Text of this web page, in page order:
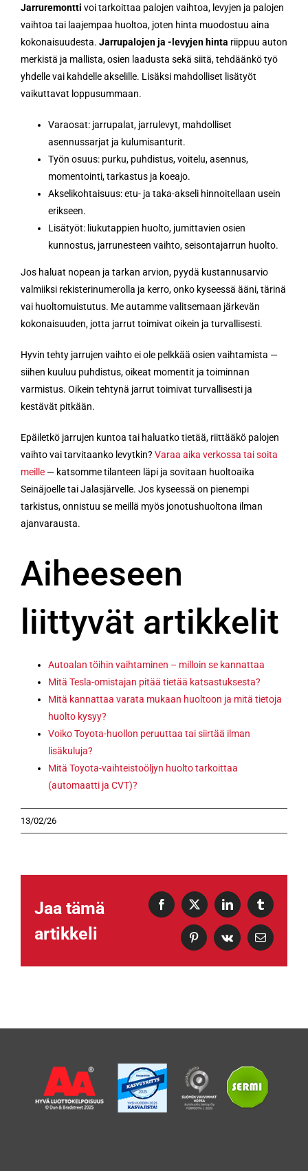
Jarruremontti voi tarkoittaa palojen vaihtoa, levyjen ja palojen
vaihtoa tai laajempaa huoltoa, joten hinta muodostuu aina
kokonaisuudesta. Jarrupalojen ja -levyjen hinta riippuu auton
merkistä ja mallista, osien laadusta sekä siitä, tehdäänkö työ
yhdelle vai kahdelle akselille. Lisäksi mahdolliset lisätyöt
vaikuttavat loppusummaan.
Varaosat: jarrupalat, jarrulevyt, mahdolliset
asennussarjat ja kulumisanturit.
Työn osuus: purku, puhdistus, voitelu, asennus,
momentointi, tarkastus ja koeajo.
Akselikohtaisuus: etu- ja taka-akseli hinnoitellaan usein
erikseen.
Lisätyöt: liukutappien huolto, jumittavien osien
kunnostus, jarrunesteen vaihto, seisontajarrun huolto.
Jos haluat nopean ja tarkan arvion, pyydä kustannusarvio
valmiiksi rekisterinumerolla ja kerro, onko kyseessä ääni, tärinä
vai huoltomuistutus. Me autamme valitsemaan järkevän
kokonaisuuden, jotta jarrut toimivat oikein ja turvallisesti.
Hyvin tehty jarrujen vaihto ei ole pelkkää osien vaihtamista —
siihen kuuluu puhdistus, oikeat momentit ja toiminnan
varmistus. Oikein tehtynä jarrut toimivat turvallisesti ja
kestävät pitkään.
Epäiletkö jarrujen kuntoa tai haluatko tietää, riittääkö palojen
vaihto vai tarvitaanko levytkin? Varaa aika verkossa tai soita
meille — katsomme tilanteen läpi ja sovitaan huoltoaika
Seinäjoelle tai Jalasjärvelle. Jos kyseessä on pienempi
tarkistus, onnistuu se meillä myös jonotushuoltona ilman
ajanvarausta.
Aiheeseen
liittyvät artikkelit
Autoalan töihin vaihtaminen – milloin se kannattaa
Mitä Tesla-omistajan pitää tietää katsastuksesta?
Mitä kannattaa varata mukaan huoltoon ja mitä tietoja
huolto kysyy?
Voiko Toyota-huollon peruuttaa tai siirtää ilman
lisäkuluja?
Mitä Toyota-vaihteistoöljyn huolto tarkoittaa
(automaatti ja CVT)?
13/02/26
Jaa tämä
artikkeli
Facebook
X LinkedInTumblr
PinterestVk Sähköposti